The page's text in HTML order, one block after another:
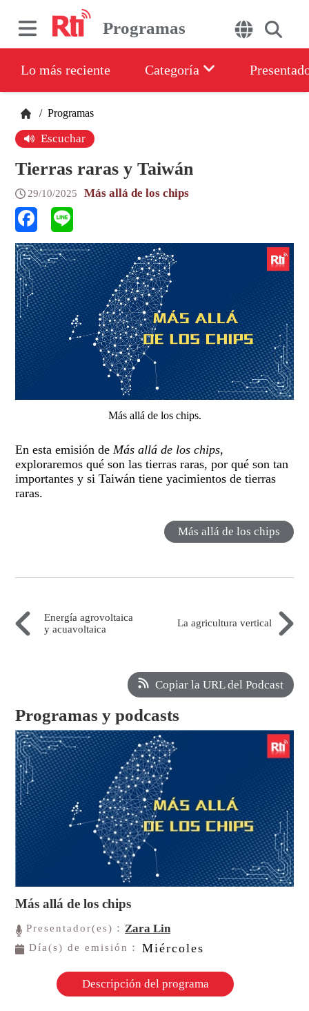
Programas
Lo más reciente Categoría
/ Programas
Escuchar
Tierras raras y Taiwán
29/10/2025 Más allá de los chips
Más allá de los chips.
En esta emisión deMás allá de los chips,
exploraremos qué son las tierras raras, por qué son tan
importantes y si Taiwán tiene yacimientos de tierras
raras.
Más allá de los chips
Energía agrovoltaica
y acuavoltaica
La agricultura vertical
Copiar la URL del Podcast
Programas y podcasts
Más allá de los chips
Presentador(es)： Zara Lin
Día(s) de emisión： Miércoles
Descripción del programa